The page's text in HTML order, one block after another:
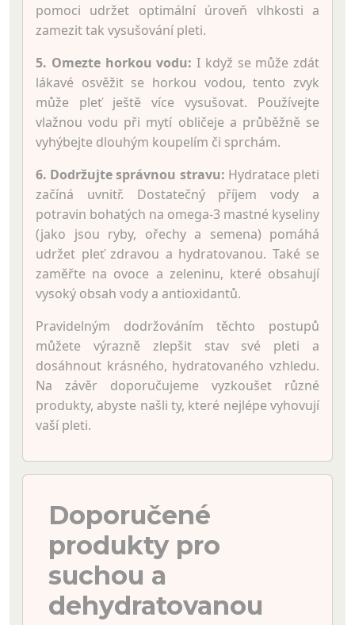
pomoci udržet optimální úroveň vlhkosti a
zamezit tak vysušování pleti.
5. Omezte horkou vodu: I když se může zdát
lákavé osvěžit se horkou vodou, tento zvyk
může pleť ještě více vysušovat. Používejte
vlažnou vodu při mytí obličeje a průběžně se
vyhýbejte dlouhým koupelím či sprchám.
6. Dodržujte správnou stravu: Hydratace pleti
začíná uvnitř. Dostatečný příjem vody a
potravin bohatých na omega-3 mastné kyseliny
(jako jsou ryby, ořechy a semena) pomáhá
udržet pleť zdravou a hydratovanou. Také se
zaměřte na ovoce a zeleninu, které obsahují
vysoký obsah vody a antioxidantů.
Pravidelným dodržováním těchto postupů
můžete výrazně zlepšit stav své pleti a
dosáhnout krásného, hydratovaného vzhledu.
Na závěr doporučujeme vyzkoušet různé
produkty, abyste našli ty, které nejlépe vyhovují
vaší pleti.
Doporučené
produkty pro
suchou a
dehydratovanou